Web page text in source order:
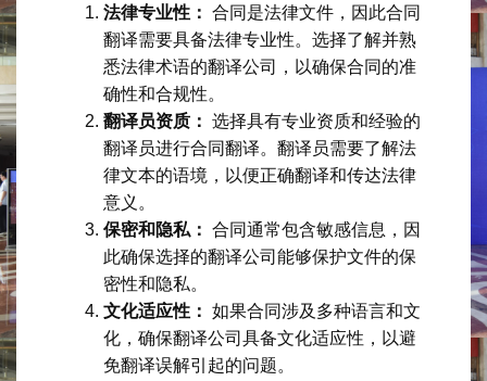
法律专业性： 合同是法律文件，因此合同
翻译需要具备法律专业性。选择了解并熟
悉法律术语的翻译公司，以确保合同的准
确性和合规性。
翻译员资质： 选择具有专业资质和经验的
翻译员进行合同翻译。翻译员需要了解法
律文本的语境，以便正确翻译和传达法律
意义。
保密和隐私： 合同通常包含敏感信息，因
此确保选择的翻译公司能够保护文件的保
密性和隐私。
文化适应性： 如果合同涉及多种语言和文
化，确保翻译公司具备文化适应性，以避
免翻译误解引起的问题。